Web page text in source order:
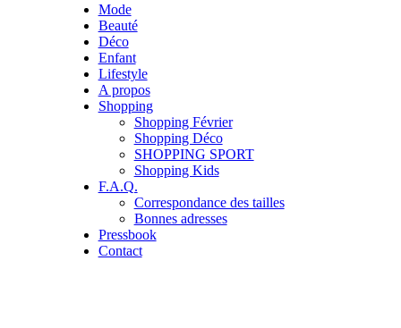
Mode
Beauté
Déco
Enfant
Lifestyle
A propos
Shopping
Shopping Février
Shopping Déco
SHOPPING SPORT
Shopping Kids
F.A.Q.
Correspondance des tailles
Bonnes adresses
Pressbook
Contact